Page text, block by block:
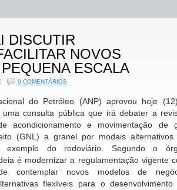
DISCUTIR
NOVOS
ESCALA
0 COMENTÁRIOS
do Petróleo (ANP) aprovou hoje
uma consulta pública que irá debater a
acondicionamento e movimentação de
(GNL) a granel por modais alternativos
exemplo do rodoviário. Segundo o
é modernizar a regulamentação vigente
contemplar novos modelos de
flexíveis para o desenvolvimento